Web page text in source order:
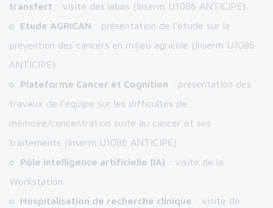
transfert : visite des labos (Inserm U1086 ANTICIPE)
Etude AGRICAN : présentation de l’étude sur la
prévention des cancers en milieu agricole (Inserm U1086
ANTICIPE)
Plateforme Cancer et Cognition : présentation des
travaux de l’équipe sur les difficultés de
mémoire/concentration suite au cancer et ses
traitements (Inserm U1086 ANTICIPE)
Pôle Intelligence artificielle (IA) : visite de la
Workstation
Hospitalisation de recherche clinique : visite de